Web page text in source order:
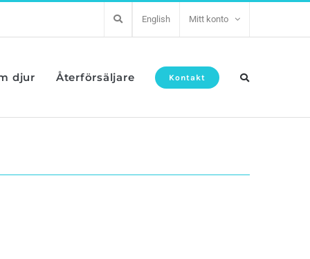
English Mitt konto
djur Återförsäljare Kontakt